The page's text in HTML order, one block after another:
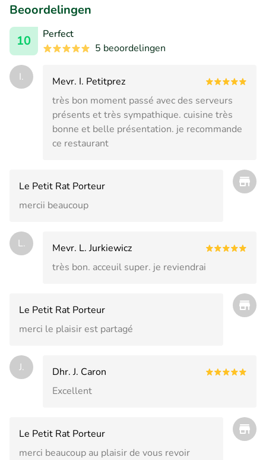
Beoordelingen
10
Perfect
5 beoordelingen
I.
Mevr. I. Petitprez
très bon moment passé avec des serveurs
présents et très sympathique. cuisine très
bonne et belle présentation. je recommande
ce restaurant
Le Petit Rat Porteur
mercii beaucoup
L.
Mevr. L. Jurkiewicz
très bon. acceuil super. je reviendrai
Le Petit Rat Porteur
merci le plaisir est partagé
J.
Dhr. J. Caron
Excellent
Le Petit Rat Porteur
merci beaucoup au plaisir de vous revoir